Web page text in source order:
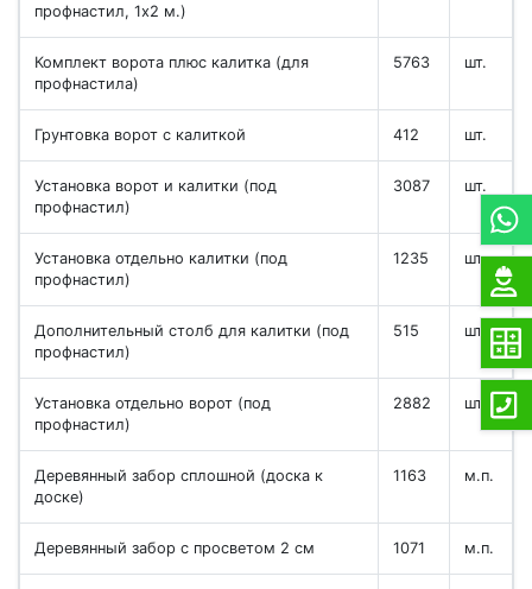
профнастил, 1х2 м.)
Комплект ворота плюс калитка (для
профнастила)
5763 шт.
Грунтовка ворот с калиткой 412 шт.
Установка ворот и калитки (под
профнастил)
3087 шт.
Установка отдельно калитки (под
профнастил)
1235 шт.
Дополнительный столб для калитки (под
профнастил)
515 шт.
Установка отдельно ворот (под
профнастил)
2882 шт.
Деревянный забор сплошной (доска к
доске)
1163 м.п.
Деревянный забор с просветом 2 см 1071 м.п.